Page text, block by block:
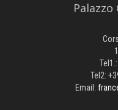
Tel2:
Email: